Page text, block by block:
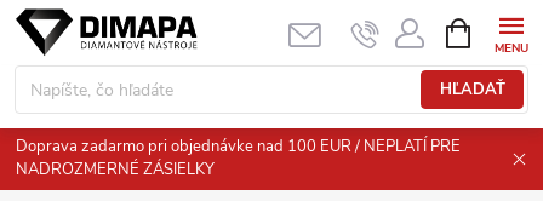
Prejsť
obsah
HĽADAŤ
KOŠÍK
Doprava zadarmo pri objednávke nad 100 EUR / NEPLATÍ PRE
NADROZMERNÉ ZÁSIELKY